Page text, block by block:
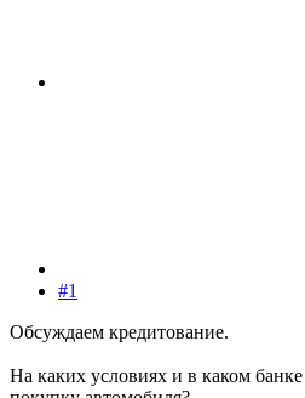
#1
Обсуждаем кредитование.
На каких условиях и в каком